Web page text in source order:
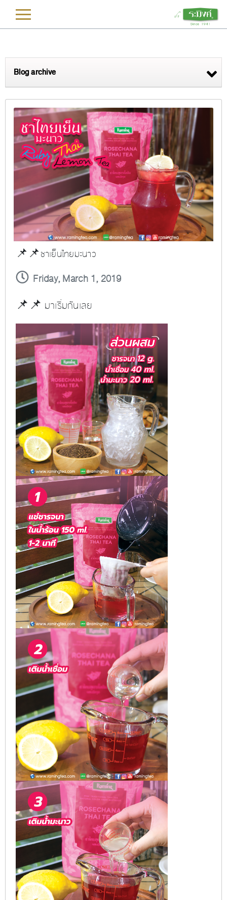
Blog archive
📌📌ชาเย็นไทยมะนาว
Friday, March 1, 2019
📌📌 มาเริ่มกันเลย